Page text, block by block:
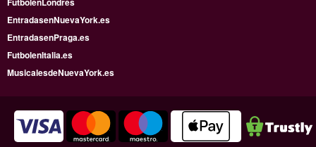
EntradasenNuevaYork.es
EntradasenPraga.es
FutbolenItalia.es
MusicalesdeNuevaYork.es